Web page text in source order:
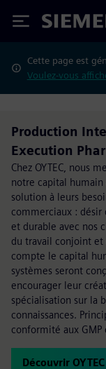
Siemens
Cette page est
Voulez-vous
Production
Execution
Chez OYTEC, nous
notre capital
solution à leurs
commerciaux :
et durable avec nos
du travail conjoint et
compte le capital
systèmes seront
encourager leur
spécialisation sur la
connaissances.
conformité aux GMP
Découvrir OYTEC